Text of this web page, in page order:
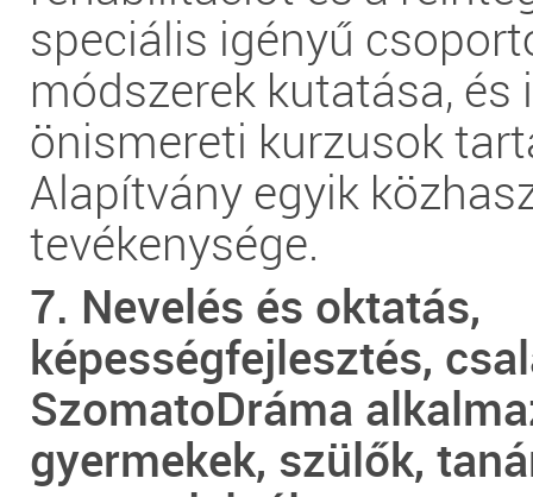
speciális igényű
módszerek kutatása, és
önismereti kurzusok
Alapítvány egyik
tevékenysége.
7. Nevelés és oktatás,
képességfejlesztés,
SzomatoDráma
gyermekek, szülők,